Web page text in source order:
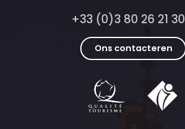
+33 (0)3 80 26 21 30
Ons contacteren